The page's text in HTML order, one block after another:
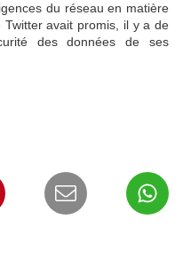
du réseau en matière
Twitter avait promis, il y a de
des données de ses